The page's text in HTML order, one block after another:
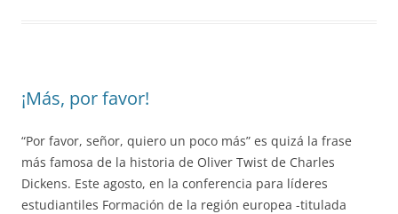
¡Más, por favor!
“Por favor, señor, quiero un poco más” es quizá la frase
más famosa de la historia de Oliver Twist de Charles
Dickens. Este agosto, en la conferencia para líderes
estudiantiles Formación de la región europea -titulada